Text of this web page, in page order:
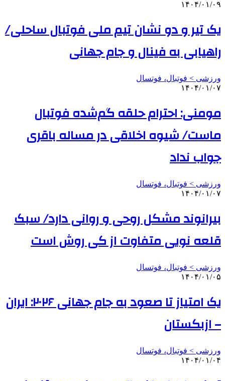
۱۴۰۴/۰۱/۰۹
یک تیر و دو نشان تیم ملی فوتبال ساحلی/
راهیابی به فینال و جام جهانی
ورزشی > فوتبال، فوتسال
۱۴۰۴/۰۱/۰۷
مومنی: احترام حلقه گم‌شده فوتبال
ماست/ شیوه اخلاقی در مساله باقری
جواب نداد
ورزشی > فوتبال، فوتسال
۱۴۰۴/۰۱/۰۷
بیرانوند مشکل روحی و روانی دارد/ سبک
قلعه نویی متفاوت از کی روش است
ورزشی > فوتبال، فوتسال
۱۴۰۴/۰۱/۰۵
یک امتیاز تا صعود به جام جهانی ۲۰۲۶: ایران
– ازبکستان
ورزشی > فوتبال، فوتسال
۱۴۰۴/۰۱/۰۴